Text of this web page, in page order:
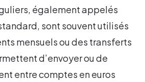
également appelés
sont souvent utilisés
mensuels ou des transferts
d’envoyer ou de
entre comptes en euros